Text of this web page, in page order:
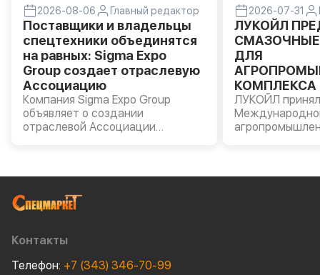
2026-08-06 Главный редактор
Поставщики и владельцы
спецтехники объединятся
на равных: Sigma Expo
Group создает отраслевую
Ассоциацию
Компания Sigma Expo Group
объявляет о создании
отраслевой Ассоциации
2026-07-31
ЛУКОЙЛ
ДЛЯ
КОМПЛЕКСА
ЛУКОЙЛ
моторные
Контакты
Телефон: +7 (343) 346-70-99